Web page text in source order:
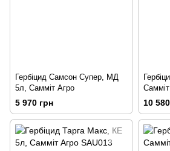
Гербіцид Самсон Супер, МД
5л, Самміт Агро
5 970 грн 10